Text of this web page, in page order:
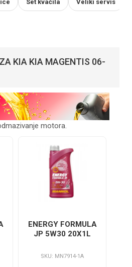
Set kvačila Veliki servis
KIA KIA MAGENTIS 06-
motora.
ENERGY FORMULA
JP 5W30 20X1L
SKU: MN7914-1A